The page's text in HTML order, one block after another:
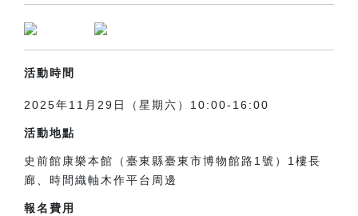
活動時間
2025年11月29日（星期六）10:00-16:00
活動地點
史前館康樂本館（臺東縣臺東市博物館路1號） 1樓長
廊、 時間織軸木作平台周邊
報名費用